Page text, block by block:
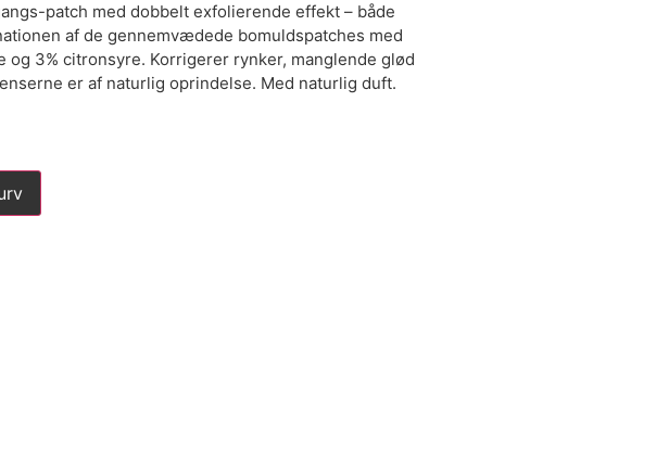
patch med dobbelt exfolierende effekt – både
af de gennemvædede bomuldspatches med
og 3% citronsyre. Korrigerer rynker, manglende glød
er af naturlig oprindelse. Med naturlig duft.